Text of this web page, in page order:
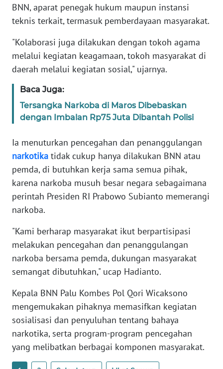
BNN, aparat penegak hukum maupun instansi
teknis terkait, termasuk pemberdayaan masyarakat.
"Kolaborasi juga dilakukan dengan tokoh agama
melalui kegiatan keagamaan, tokoh masyarakat di
daerah melalui kegiatan sosial," ujarnya.
Baca Juga:
Tersangka Narkoba di Maros Dibebaskan
dengan Imbalan Rp75 Juta Dibantah Polisi
Ia menuturkan pencegahan dan penanggulangan
narkotika tidak cukup hanya dilakukan BNN atau
pemda, di butuhkan kerja sama semua pihak,
karena narkoba musuh besar negara sebagaimana
perintah Presiden RI Prabowo Subianto memerangi
narkoba.
"Kami berharap masyarakat ikut berpartisipasi
melakukan pencegahan dan penanggulangan
narkoba bersama pemda, dukungan masyarakat
semangat dibutuhkan," ucap Hadianto.
Kepala BNN Palu Kombes Pol Qori Wicaksono
mengemukakan pihaknya memasifkan kegiatan
sosialisasi dan penyuluhan tentang bahaya
narkotika, serta program-program pencegahan
yang melibatkan berbagai komponen masyarakat.
WN
KEPRI
WN
WN
PAPUA
BARAT
RIAU
WN
SERAMBI
WN
WN
SULTRA
NTB
WN
SULTENG